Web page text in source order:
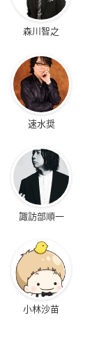
森川智之
速水奨
諏訪部順一
小林沙苗